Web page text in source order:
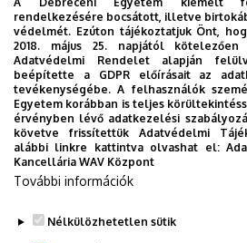
Szervezeti egység
Debreceni Egyetem,
Ökonómia Intézet
ferenczi.aliz@econ.unideb.hu
rendelkezésére bocsátott, illetve
védelmét. Ezúton tájékoztatjuk Önt,
2018. május 25. napjától kötelezően
Adatvédelmi Rendelet alapján
beépítette a GDPR előírásait az
tevékenységébe. A felhasználók
Egyetem korábban is teljes
érvényben lévő adatkezelési
követve frissítettük Adatvédelmi
alábbi linkre kattintva olvashat el:
Kancellária WAV Központ
További információk
Nélkülözhetetlen sütik